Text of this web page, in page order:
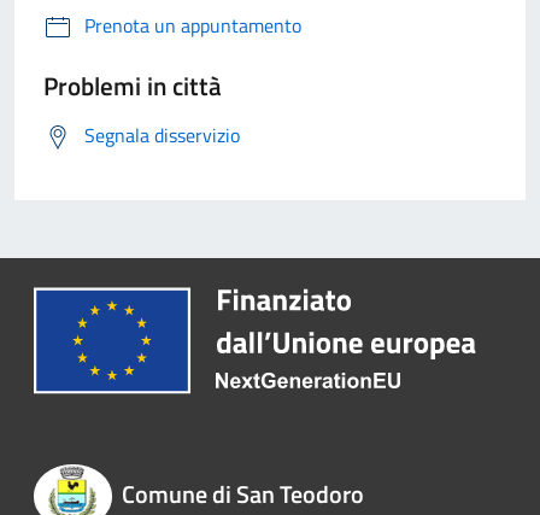
Prenota un appuntamento
Problemi in città
Segnala disservizio
Comune di San Teodoro